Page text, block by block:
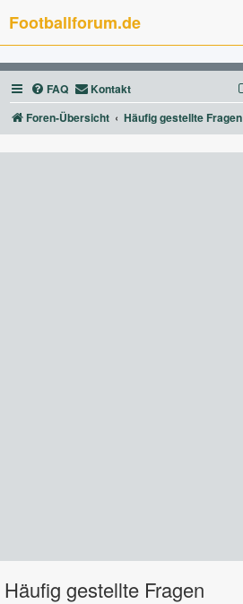
Footballforum.de
FAQ Kontakt
Foren-Übersicht
Häufig gestellte Fragen
Häufig gestellte Fragen